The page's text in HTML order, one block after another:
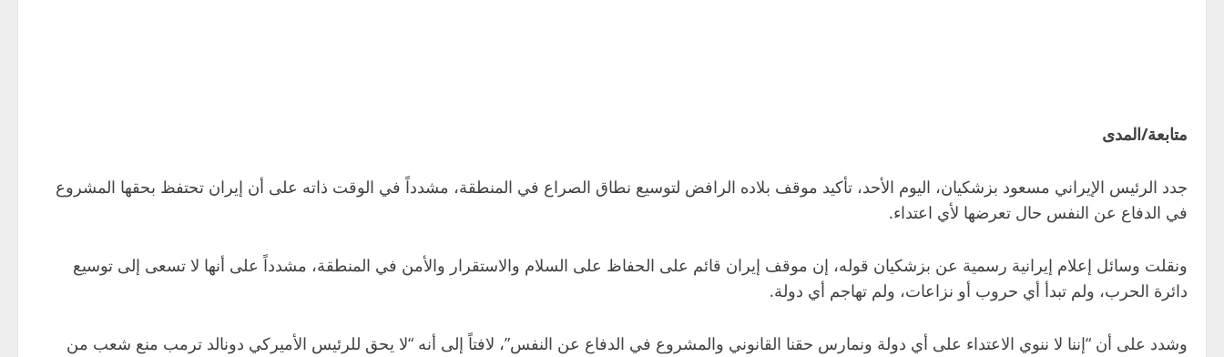
متابعة/المدى
جدد الرئيس الإيراني مسعود بزشكيان، اليوم الأحد، تأكيد موقف بلاده الرافض لتوسيع نطاق الصراع في المنطقة، مشدداً في الوقت ذاته على أن إيران تحتفظ بحقها المشروع
في الدفاع عن النفس حال تعرضها لأي اعتداء.
ونقلت وسائل إعلام إيرانية رسمية عن بزشكيان قوله، إن موقف إيران قائم على الحفاظ على السلام والاستقرار والأمن في المنطقة، مشدداً على أنها لا تسعى إلى توسيع
دائرة الحرب، ولم تبدأ أي حروب أو نزاعات، ولم تهاجم أي دولة.
وشدد على أن “إننا لا ننوي الاعتداء على أي دولة ونمارس حقنا القانوني والمشروع في الدفاع عن النفس”، لافتاً إلى أنه “لا يحق للرئيس الأميركي دونالد ترمب منع شعب من